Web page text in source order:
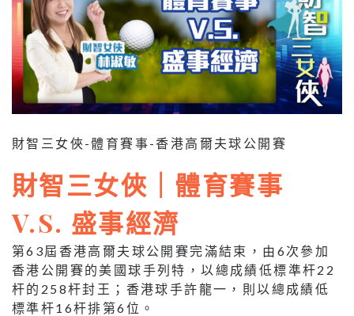
財智三女俠-體育賽事-香港高爾夫球公開賽
財智三女俠｜體育賽事
V.S. 盛事經濟
第63屆香港高爾夫球公開賽完滿結束，由6次參加
香港公開賽的美國球手列特，以總成績低標準杆22
杆的258杆封王；香港球手許龍一，則以總成績低
標準杆16杆排第6位。